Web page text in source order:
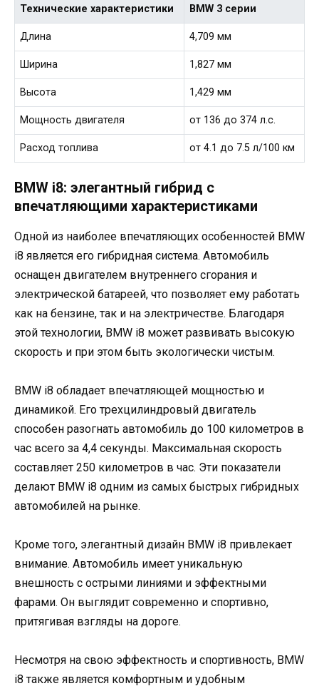
Технические характеристики BMW 3 серии
Длина 4,709 мм
Ширина 1,827 мм
Высота 1,429 мм
Мощность двигателя от 136 до 374 л.с.
Расход топлива от 4.1 до 7.5 л/100 км
BMW i8: элегантный гибрид с
впечатляющими характеристиками
Одной из наиболее впечатляющих особенностей BMW
i8 является его гибридная система. Автомобиль
оснащен двигателем внутреннего сгорания и
электрической батареей, что позволяет ему работать
как на бензине, так и на электричестве. Благодаря
этой технологии, BMW i8 может развивать высокую
скорость и при этом быть экологически чистым.
BMW i8 обладает впечатляющей мощностью и
динамикой. Его трехцилиндровый двигатель
способен разогнать автомобиль до 100 километров в
час всего за 4,4 секунды. Максимальная скорость
составляет 250 километров в час. Эти показатели
делают BMW i8 одним из самых быстрых гибридных
автомобилей на рынке.
Кроме того, элегантный дизайн BMW i8 привлекает
внимание. Автомобиль имеет уникальную
внешность с острыми линиями и эффектными
фарами. Он выглядит современно и спортивно,
притягивая взгляды на дороге.
Несмотря на свою эффектность и спортивность, BMW
i8 также является комфортным и удобным